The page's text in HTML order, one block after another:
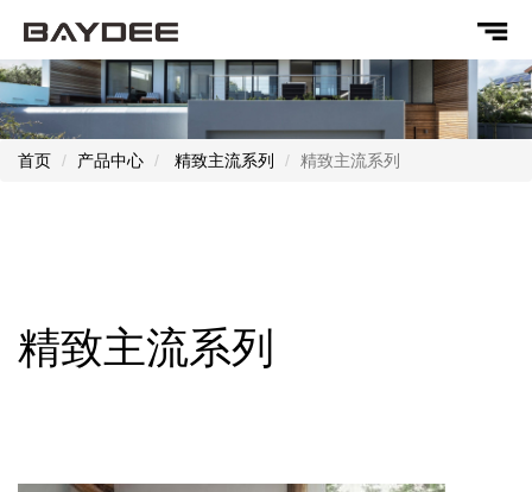
首页 产品中心 精致主流系列 精致主流系列
精致主流系列